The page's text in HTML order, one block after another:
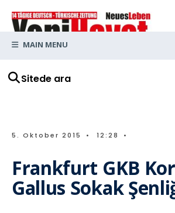
Sitede ara
MAIN MENU
5. Oktober 2015 • 12:28 •
Frankfurt GKB
Gallus Sokak